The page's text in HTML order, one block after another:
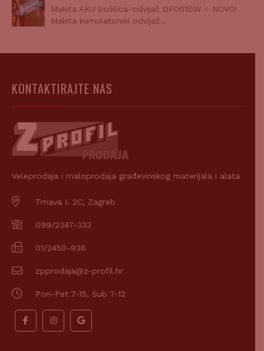
Makita AKU bušilica-odvijač DF001DW – NOVO!
Makita kumulatorski odvijač…
KONTAKTIRAJTE NAS
Veleprodaja i maloprodaja građevinskog materijala i alata
Trnava I. 2C, Zagreb
099/2347-333
01/2450-936
zpprodaja@z-profil.hr
Pon-Pet 7-15, Sub 7-12